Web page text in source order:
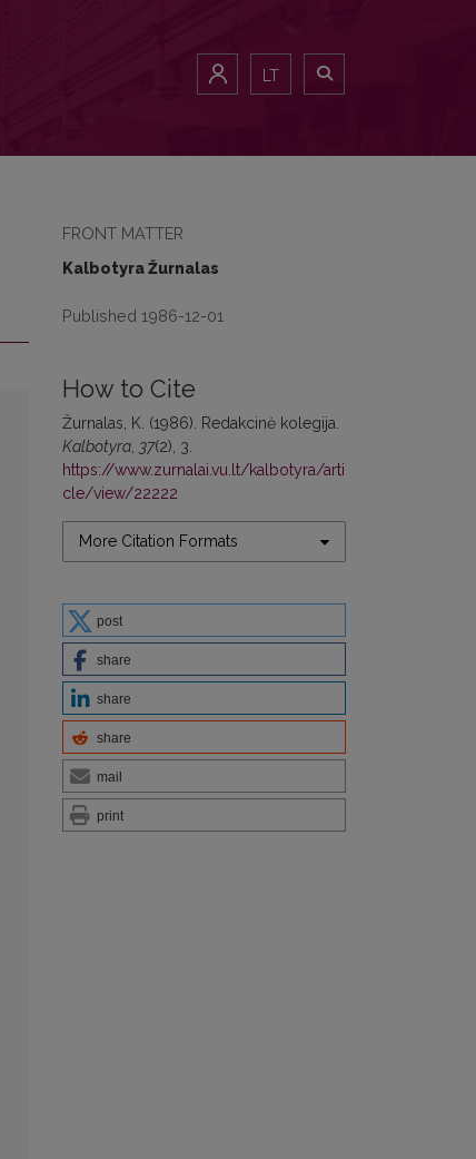
LT
FRONT MATTER
Kalbotyra Žurnalas
Published 1986-12-01
How to Cite
Žurnalas, K. (1986). Redakcinė kolegija.
Kalbotyra 37(2), 3.
https://www.zurnalai.vu.lt/kalbotyra/arti
cle/view/22222
More Citation Formats
post
share
share
share
mail
print